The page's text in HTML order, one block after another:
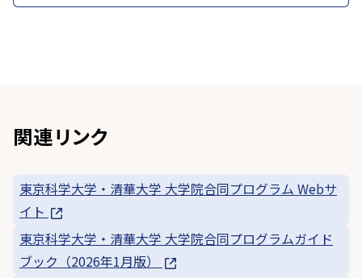
関連リンク
東京科学大学・清華大学 大学院合同プログラム Webサ
イト
東京科学大学・清華大学 大学院合同プログラムガイド
ブック（2026年1月版）